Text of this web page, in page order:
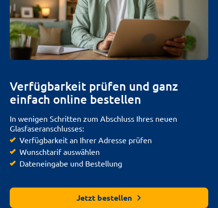
Verfügbarkeit prüfen und ganz
einfach online bestellen
In wenigen Schritten zum Abschluss Ihres neuen
Glasfaseranschlusses:
Verfügbarkeit an Ihrer Adresse prüfen
Wunschtarif auswählen
Dateneingabe und Bestellung
Jetzt bestellen